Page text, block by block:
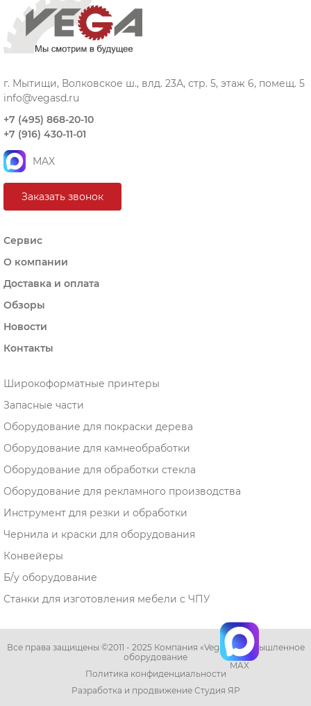
г. Мытищи, Волковское ш., влд. 23А, стр. 5, этаж 6, помещ. 5
info@vegasd.ru
+7 (495) 868-20-10
+7 (916) 430-11-01
MAX
Заказать звонок
Сервис
О компании
Доставка и оплата
Обзоры
Новости
Контакты
Широкоформатные принтеры
Запасные части
Оборудование для покраски дерева
Оборудование для камнеобработки
Оборудование для обработки стекла
Оборудование для рекламного производства
Инструмент для резки и обработки
Чернила и краски для оборудования
Конвейеры
Б/у оборудование
Станки для изготовления мебели с ЧПУ
Все права защищены ©2011 - 2025 Компания «Vega» - промышленное
оборудование
Политика конфиденциальности
Разработка и продвижение Студия ЯР
MAX